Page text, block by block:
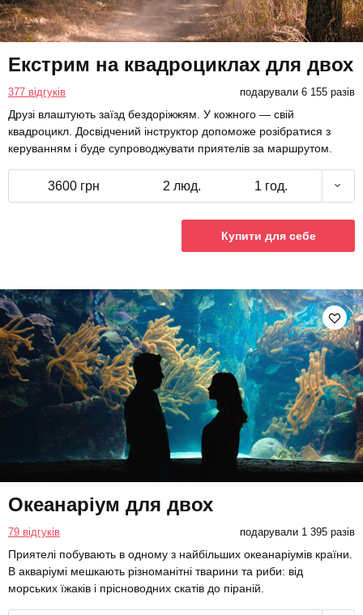
Екстрим на квадроциклах для двох
377 відгуків подарували 6 155 разів
Друзі влаштують заїзд бездоріжжям. У кожного — свій
квадроцикл. Досвідчений інструктор допоможе розібратися з
керуванням і буде супроводжувати приятелів за маршрутом.
3600 грн 2 люд. 1 год.
Купити для себе
Океанаріум для двох
79 відгуків подарували 1 395 разів
Приятелі побувають в одному з найбільших океанаріумів країни.
В акваріумі мешкають різноманітні тварини та риби: від
морських їжаків і прісноводних скатів до піраній.